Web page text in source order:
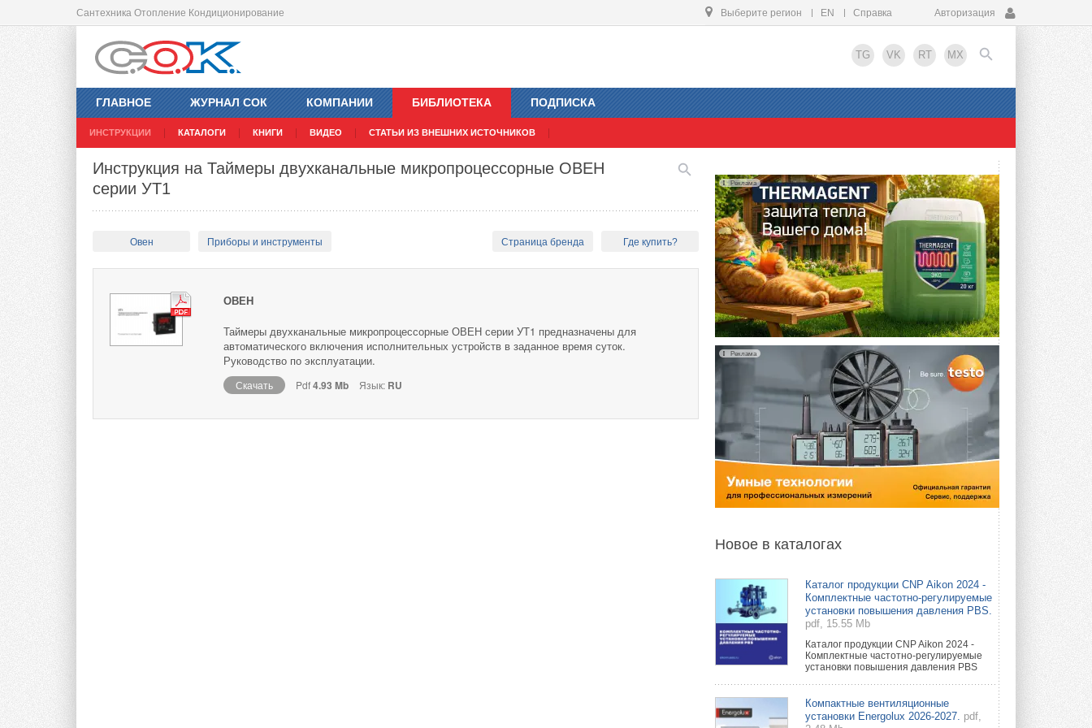
Сантехника Отопление Кондиционирование Выберите регион EN Справка Авторизация
TG VK RT MX
ГЛАВНОЕ ЖУРНАЛ СОК КОМПАНИИ БИБЛИОТЕКА
ИНСТРУКЦИИ КАТАЛОГИ КНИГИ ВИДЕО СТАТЬИ ИЗ ВНЕШНИХ ИСТОЧНИКОВ
ПОДПИСКА
EN
Инструкция на Таймеры двухканальные микропроцессорные ОВЕН
серии УТ1
Овен Приборы и инструменты Страница бренда Где купить?
ОВЕН
Таймеры двухканальные микропроцессорные ОВЕН серии УТ1 предназначены для
автоматического включения исполнительных устройств в заданное время суток.
Руководство по эксплуатации.
Скачать Pdf4.93 Mb Язык: RU
Реклама
Реклама
Новое в каталогах
Каталог продукции CNP Aikon 2024 -
Комплектные частотно-регулируемые
установки повышения давления PBS.
pdf, 15.55 Mb
Каталог продукции CNP Aikon 2024 -
Комплектные частотно-регулируемые
установки повышения давления PBS
Компактные вентиляционные
установки Energolux 2026-2027. pdf,